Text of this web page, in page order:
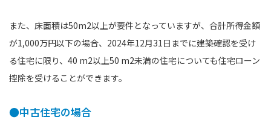
また、床面積は50m2以上が要件となっていますが、合計所得金額
が1,000万円以下の場合、2024年12月31日までに建築確認を受け
る住宅に限り、40 m2以上50 m2未満の住宅についても住宅ローン
控除を受けることができます。
●中古住宅の場合